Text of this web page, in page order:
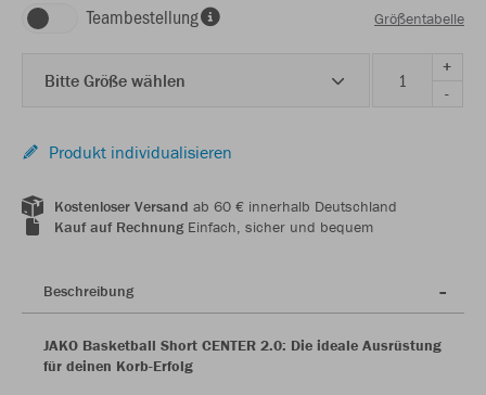
Teambestellung Größentabelle
Bitte Größe wählen
+
-
Produkt individualisieren
Kostenloser Versand ab 60 € innerhalb Deutschland
Kauf auf RechnungEinfach, sicher und bequem
Beschreibung
JAKO Basketball Short CENTER 2.0: Die ideale Ausrüstung
für deinen Korb-Erfolg